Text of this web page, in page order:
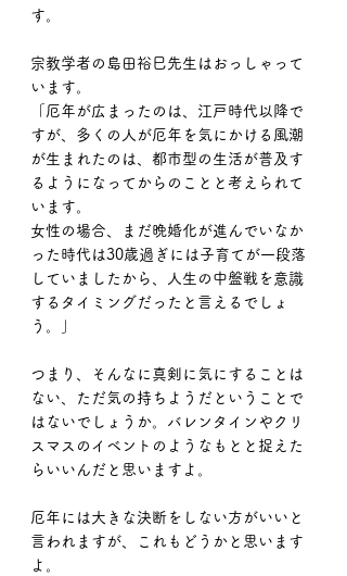
す。
宗教学者の島田裕巳先生はおっしゃって
います。
「厄年が広まったのは、江戸時代以降で
すが、多くの人が厄年を気にかける風潮
が生まれたのは、都市型の生活が普及す
るようになってからのことと考えられて
います。
女性の場合、まだ晩婚化が進んでいなか
った時代は30歳過ぎには子育てが一段落
していましたから、人生の中盤戦を意識
するタイミングだったと言えるでしょ
う。」
つまり、そんなに真剣に気にすることは
ない、ただ気の持ちようだということで
はないでしょうか。バレンタインやクリ
スマスのイベントのようなもとと捉えた
らいいんだと思いますよ。
厄年には大きな決断をしない方がいいと
言われますが、これもどうかと思います
よ。